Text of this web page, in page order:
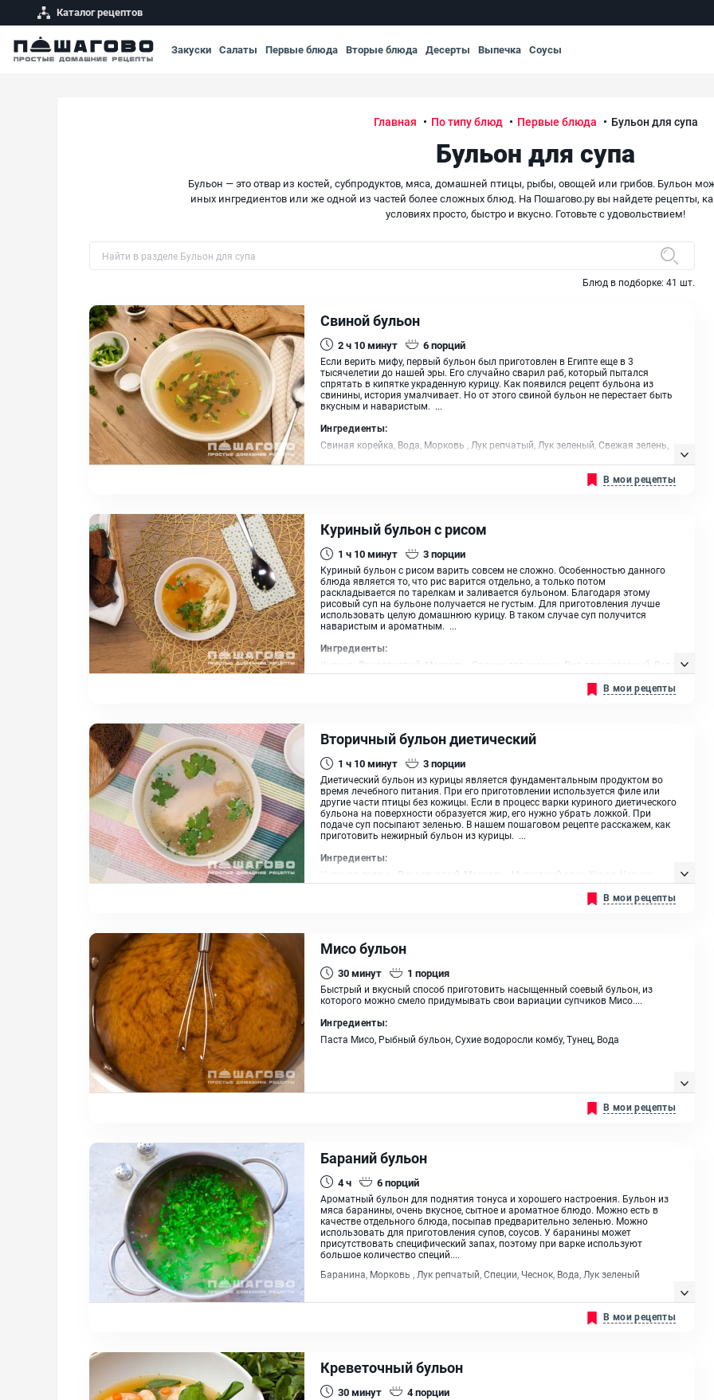
Каталог рецептов
Закуски Салаты Первые блюда Вторые блюда Десерты Выпечка Соусы
Главная По типу блюд Первые блюда Бульон для супа
Бульон для супа
Бульон — это отвар из костей, субпродуктов, мяса, домашней птицы, рыбы, овощей или грибов. Бульон
иных ингредиентов или же одной из частей более сложных блюд. На Пошагово.ру вы найдете рецепты,
условиях просто, быстро и вкусно. Готовьте с удовольствием!
Блюд в подборке: 41 шт.
Свиной бульон
2 ч 10минут 6порций
Если верить мифу, первый бульон был приготовлен в Египте еще в 3
тысячелетии до нашей эры. Его случайно сварил раб, который пытался
спрятать в кипятке украденную курицу. Как появился рецепт бульона из
свинины, история умалчивает. Но от этого свиной бульон не перестает быть
вкусным и наваристым. ...
Ингредиенты:
Свиная корейка, Вода, Морковь , Лук репчатый, Лук зеленый, Свежая зелень,
В мои рецепты
Куриный бульон с рисом
1 ч 10минут 3порции
Куриный бульон с рисом варить совсем не сложно. Особенностью данного
блюда является то, что рис варится отдельно, а только потом
раскладывается по тарелкам и заливается бульоном. Благодаря этому
рисовый суп на бульоне получается не густым. Для приготовления лучше
использовать целую домашнюю курицу. В таком случае суп получится
наваристым и ароматным. ...
Ингредиенты:
Курица, Лук репчатый, Морковь , Специи для курицы, Рис длиннозерный, Вода
В мои рецепты
Вторичный бульон диетический
1 ч 10минут 3порции
Диетический бульон из курицы является фундаментальным продуктом во
время лечебного питания. При его приготовлении используется филе или
другие части птицы без кожицы. Если в процесс варки куриного диетического
бульона на поверхности образуется жир, его нужно убрать ложкой. При
подаче суп посыпают зеленью. В нашем пошаговом рецепте расскажем, как
приготовить нежирный бульон из курицы. ...
Ингредиенты:
Куриная голень, Лук репчатый, Морковь , Мускатный орех, Укроп, Чеснок,
В мои рецепты
Мисо бульон
30минут 1 порция
Быстрый и вкусный способ приготовить насыщенный соевый бульон, из
которого можно смело придумывать свои вариации супчиков Мисо....
Ингредиенты:
Паста Мисо, Рыбный бульон, Сухие водоросли комбу, Тунец, Вода
В мои рецепты
Бараний бульон
4 ч 6порций
Ароматный бульон для поднятия тонуса и хорошего настроения. Бульон из
мяса баранины, очень вкусное, сытное и ароматное блюдо. Можно есть в
качестве отдельного блюда, посыпав предварительно зеленью. Можно
использовать для приготовления супов, соусов. У баранины может
присутствовать специфический запах, поэтому при варке используют
большое количество специй....
Баранина, Морковь , Лук репчатый, Специи, Чеснок, Вода, Лук зеленый
В мои рецепты
Креветочный бульон
30минут 4порции